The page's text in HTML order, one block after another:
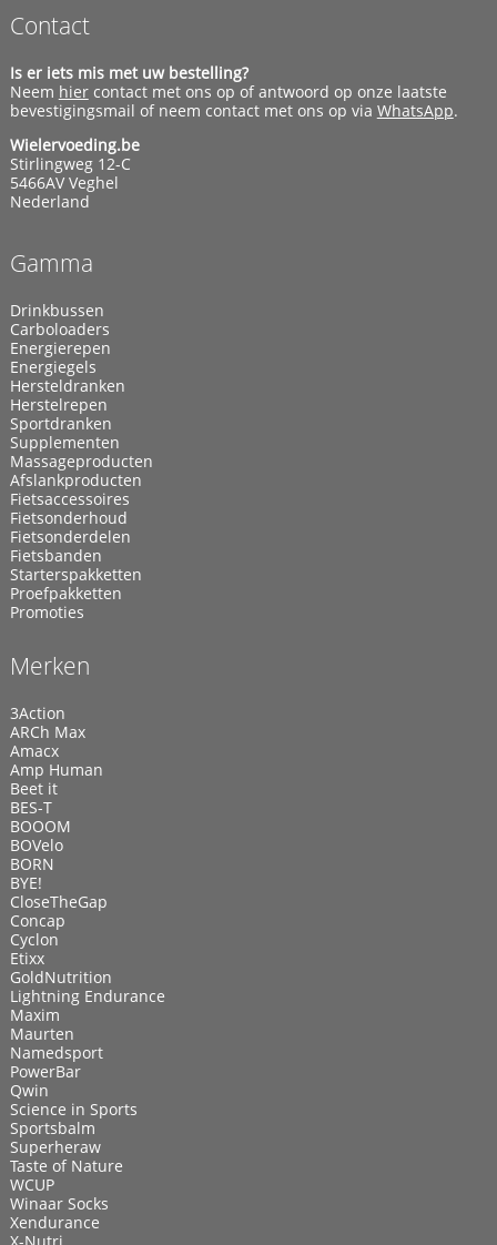
Contact
Is er iets mis met uw bestelling?
Neem hiercontact met ons op of antwoord op onze laatste
bevestigingsmail of neem contact met ons op via WhatsApp.
Wielervoeding.be
Stirlingweg 12-C
5466AV Veghel
Nederland
Gamma
Drinkbussen
Carboloaders
Energierepen
Energiegels
Hersteldranken
Herstelrepen
Sportdranken
Supplementen
Massageproducten
Afslankproducten
Fietsaccessoires
Fietsonderhoud
Fietsonderdelen
Fietsbanden
Starterspakketten
Proefpakketten
Promoties
Merken
3Action
ARCh Max
Amacx
Amp Human
Beet it
BES-T
BOOOM
BOVelo
BORN
BYE!
CloseTheGap
Concap
Cyclon
Etixx
GoldNutrition
Lightning Endurance
Maxim
Maurten
Namedsport
PowerBar
Qwin
Science in Sports
Sportsbalm
Superheraw
Taste of Nature
WCUP
Winaar Socks
Xendurance
X-Nutri